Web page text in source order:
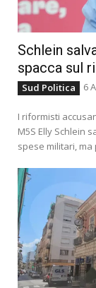
Schlein
spacca sul
Sud Politica 6
I riformisti
M5S Elly Schlein
spese militari, ma